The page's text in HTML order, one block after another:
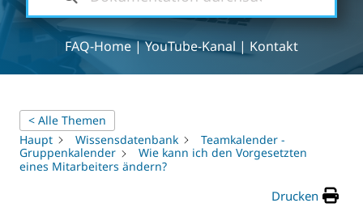
FAQ-Home|YouTube-Kanal | Kontakt
< Alle Themen
Haupt
Wissensdatenbank
Teamkalender -
Gruppenkalender
Wie kann ich den Vorgesetzten
eines Mitarbeiters ändern?
Drucken